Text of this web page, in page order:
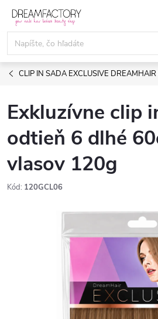
Prejsť
obsah
CLIP IN SADA EXCLUSIVE
Exkluzívne clip
odtieň 6 dlhé
vlasov 120g
Kód: 120GCL06